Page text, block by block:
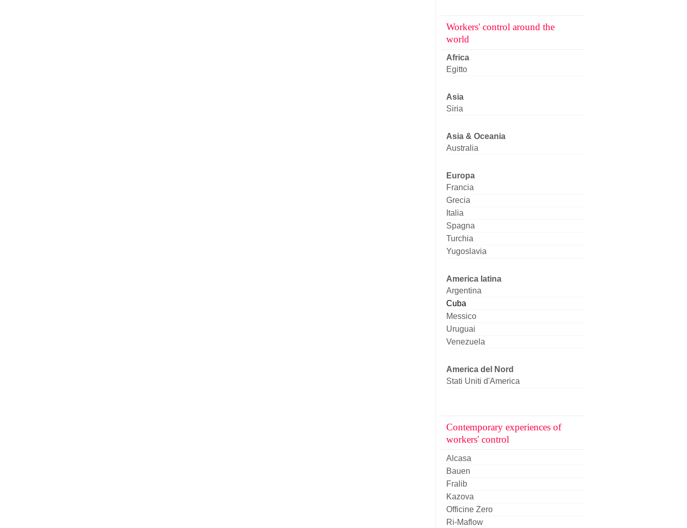
Workers' control around the
world
Africa
Egitto
Asia
Siria
Asia & Oceania
Australia
Europa
Francia
Grecia
Italia
Spagna
Turchia
Yugoslavia
America latina
Argentina
Cuba
Messico
Uruguai
Venezuela
America del Nord
Stati Uniti d'America
Contemporary experiences of
workers' control
Alcasa
Bauen
Fralib
Kazova
Officine Zero
Ri-Maflow